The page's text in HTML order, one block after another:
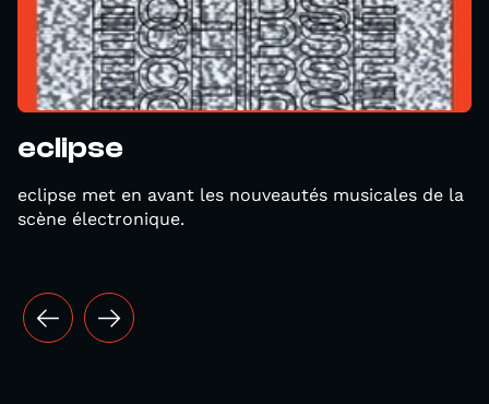
eclipse
eclipse met en avant les nouveautés musicales de la
scène électronique.